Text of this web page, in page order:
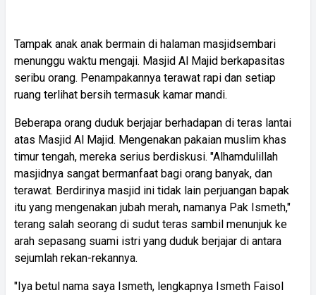
Tampak anak anak bermain di halaman masjidsembari
menunggu waktu mengaji. Masjid Al Majid berkapasitas
seribu orang. Penampakannya terawat rapi dan setiap
ruang terlihat bersih termasuk kamar mandi.
Beberapa orang duduk berjajar berhadapan di teras lantai
atas Masjid Al Majid. Mengenakan pakaian muslim khas
timur tengah, mereka serius berdiskusi. "Alhamdulillah
masjidnya sangat bermanfaat bagi orang banyak, dan
terawat. Berdirinya masjid ini tidak lain perjuangan bapak
itu yang mengenakan jubah merah, namanya Pak Ismeth,"
terang salah seorang di sudut teras sambil menunjuk ke
arah sepasang suami istri yang duduk berjajar di antara
sejumlah rekan-rekannya.
"Iya betul nama saya Ismeth, lengkapnya Ismeth Faisol